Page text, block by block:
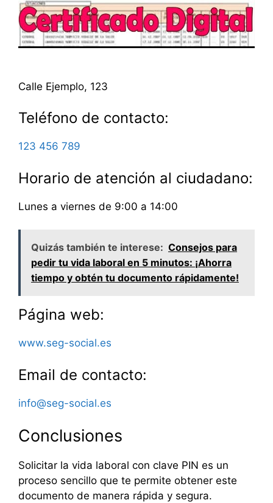
Calle Ejemplo, 123
Teléfono de contacto:
123 456 789
Horario de atención al ciudadano:
Lunes a viernes de 9:00 a 14:00
Quizás también te interese: Consejos para
pedir tu vida laboral en 5 minutos: ¡Ahorra
tiempo y obtén tu documento rápidamente!
Página web:
www.seg-social.es
Email de contacto:
info@seg-social.es
Conclusiones
Solicitar la vida laboral con clave PIN es un
proceso sencillo que te permite obtener este
documento de manera rápida y segura.